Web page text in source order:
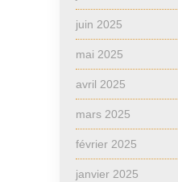
juin 2025
mai 2025
avril 2025
mars 2025
février 2025
janvier 2025